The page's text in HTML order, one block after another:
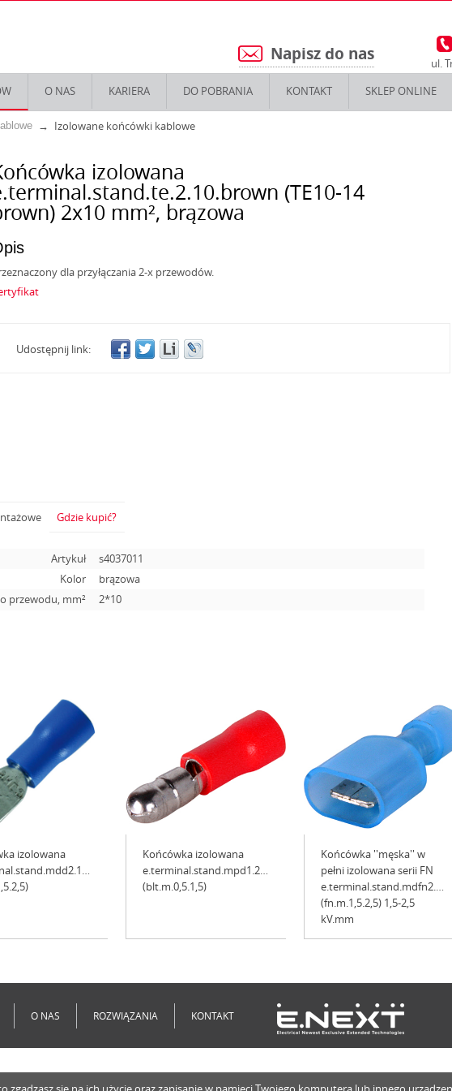
3
ul.
5 Napisz do nas
O NAS KARIERA DO POBRANIA KONTAKT SKLEP ONLINE
Izolowane końcówki kablowe
izolowana
(TE10-14
2x10 mm², brązowa
dla przyłączania 2-x przewodów.
Udostępnij link:
Artykuł
s4037011
Kolor
brązowa
przewodu, mm²
2*10
Gdzie kupić?
izolowana
Końcówka izolowana
e.terminal.stand.mpd1.25.156.red
(blt.m.0,5.1,5)
Końcówka ''męska'' w
pełni izolowana serii FN
(fn.m.1,5.2,5) 1,5-2,5
kV.mm
O NAS ROZWIĄZANIA KONTAKT